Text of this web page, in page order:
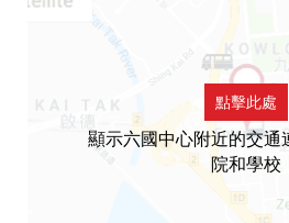
點擊此處
顯示六國中心附近的交通
院和學校